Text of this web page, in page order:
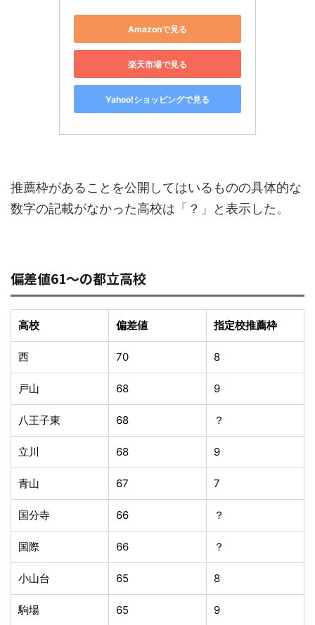
Amazonで見る
楽天市場で見る
Yahoo!ショッピングで見る
推薦枠があることを公開してはいるものの具体的な
数字の記載がなかった高校は「？」と表示した。
偏差値61〜の都立高校
高校 偏差値 指定校推薦枠
西 70 8
戸山 68 9
八王子東 68 ？
立川 68 9
青山 67 7
国分寺 66 ？
国際 66 ？
小山台 65 8
駒場 65 9